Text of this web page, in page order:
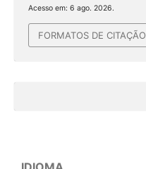
Acesso em: 6 ago. 2026.
FORMATOS DE CITAÇÃO